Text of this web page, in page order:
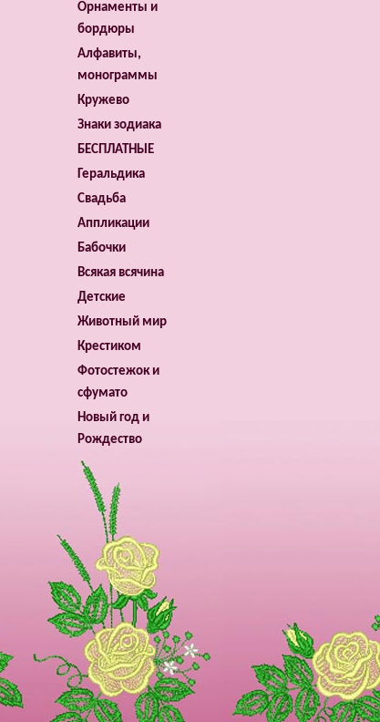
Орнаменты и
бордюры
Алфавиты,
монограммы
Кружево
Знаки зодиака
БЕСПЛАТНЫЕ
Геральдика
Свадьба
Аппликации
Бабочки
Всякая всячина
Детские
Животный мир
Крестиком
Фотостежок и
сфумато
Новый год и
Рождество